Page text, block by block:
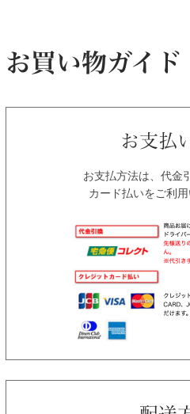
お支払方法は、代金
カード払いをご利用